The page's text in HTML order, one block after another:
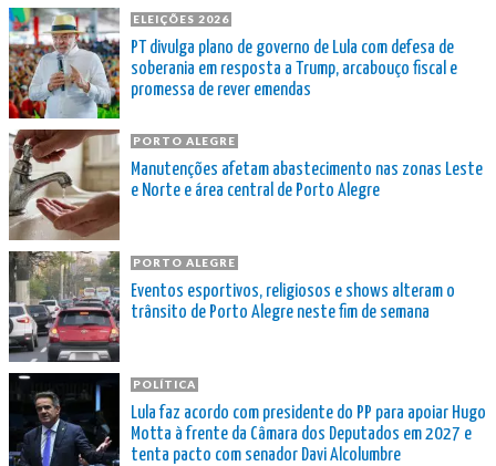
ELEIÇÕES 2026
PT divulga plano de governo de Lula com defesa de
soberania em resposta a Trump, arcabouço fiscal e
promessa de rever emendas
PORTO ALEGRE
Manutenções afetam abastecimento nas zonas Leste
e Norte e área central de Porto Alegre
PORTO ALEGRE
Eventos esportivos, religiosos e shows alteram o
trânsito de Porto Alegre neste fim de semana
POLÍTICA
Lula faz acordo com presidente do PP para apoiar Hugo
Motta à frente da Câmara dos Deputados em 2027 e
tenta pacto com senador Davi Alcolumbre